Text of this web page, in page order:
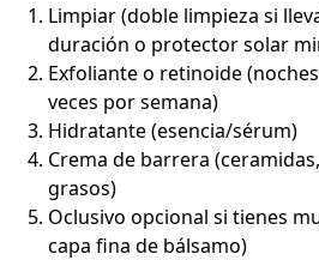
Limpiar (doble limpieza si
duración o protector solar
Exfoliante o retinoide
veces por semana)
Hidratante (esencia/sérum)
Crema de barrera
grasos)
Oclusivo opcional si tienes
capa fina de bálsamo)